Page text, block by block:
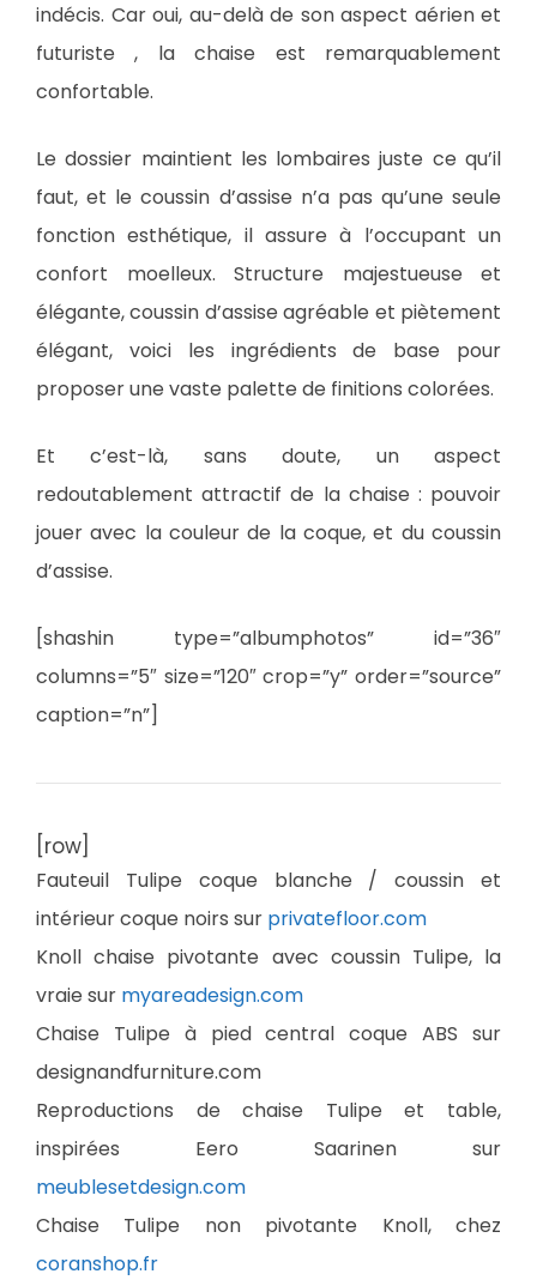
indécis. Car oui, au-delà de son aspect aérien et
futuriste , la chaise est remarquablement
confortable.
Le dossier maintient les lombaires juste ce qu’il
faut, et le coussin d’assise n’a pas qu’une seule
fonction esthétique, il assure à l’occupant un
confort moelleux. Structure majestueuse et
élégante, coussin d’assise agréable et piètement
élégant, voici les ingrédients de base pour
proposer une vaste palette de finitions colorées.
Et c’est-là, sans doute, un aspect
redoutablement attractif de la chaise : pouvoir
jouer avec la couleur de la coque, et du coussin
d’assise.
[shashin type=”albumphotos” id=”36″
columns=”5″ size=”120″ crop=”y” order=”source”
caption=”n”]
[row]
Fauteuil Tulipe coque blanche / coussin et
intérieur coque noirs sur privatefloor.com
Knoll chaise pivotante avec coussin Tulipe, la
vraie sur myareadesign.com
Chaise Tulipe à pied central coque ABS sur
designandfurniture.com
Reproductions de chaise Tulipe et table,
inspirées Eero Saarinen sur
meublesetdesign.com
Chaise Tulipe non pivotante Knoll, chez
coranshop.fr